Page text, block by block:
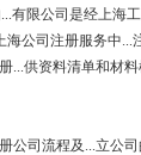
有限公司是经上海
司注册服务中...
...供资料清单和材
公司流程及...立公